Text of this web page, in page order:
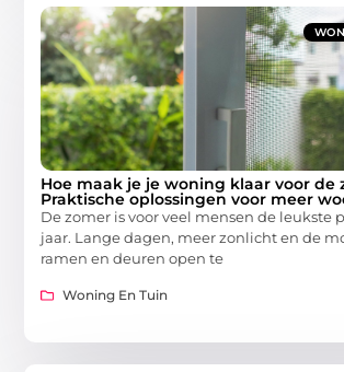
Hoe maak je je woning klaar voor de
Praktische oplossingen voor meer
De zomer is voor veel mensen de leukste
jaar. Lange dagen, meer zonlicht en de
ramen en deuren open te
Woning En Tuin